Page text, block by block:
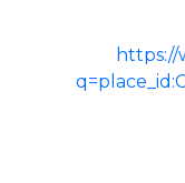
https://